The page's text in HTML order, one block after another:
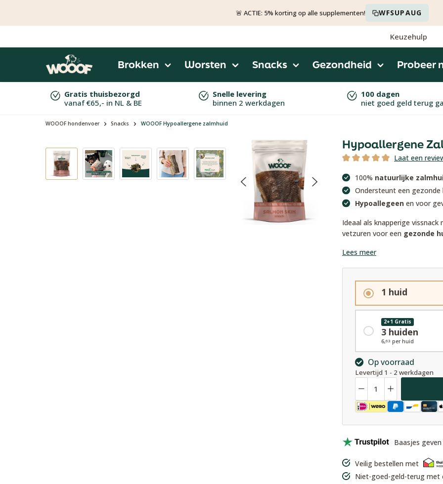
🚨 ACTIE: 5% korting op alle supplementen! WFSUPAUG
Keuzehulp
Brokken Worsten Snacks Gezondheid Probeer
Gratis thuisbezorgd
vanaf €65,- in NL & BE
Snelle levering
binnen 2 werkdagen
100 dagen
niet goed geld terug
WOOOF hondenvoer Snacks WOOOF Hypoallergene zalmhuid
Hypoallergene
Laat een
100% natuurlijke
Ondersteunt een gezonde
Hypoallegeen en voor
Ideaal als knapperige
vetzuren voor een gezonde
Lees meer
Op voorraad
Levertijd 1 - 2 werkdagen
1 huid
2+1 Gratis
3 huiden
6,63 per huid
Baasjes
Veilig bestellen met
Niet-goed-geld-terug met